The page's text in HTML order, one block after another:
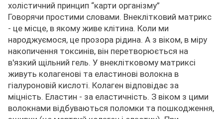
холістичний принцип “карти організму”
Говорячи простими словами. Внеклітковий матрикс
- це місце, в якому живе клітина. Коли ми
народжуємося, це прозора рідина. А з віком, в міру
накопичення токсинів, він перетворюється на
в'язкий щільний гель. У внеклітковому матриксі
живуть колагенові та еластинові волокна в
гіалуроновій кислоті. Колаген відповідає за
міцність. Еластин - за еластичність. З віком з цими
волокнами відбуваються поломки та пошкодження,